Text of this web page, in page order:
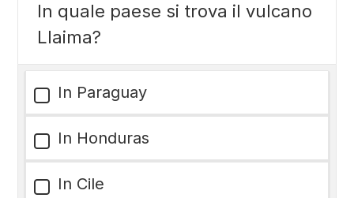
In quale paese si trova il vulcano
Llaima?
In Paraguay
In Honduras
In Cile